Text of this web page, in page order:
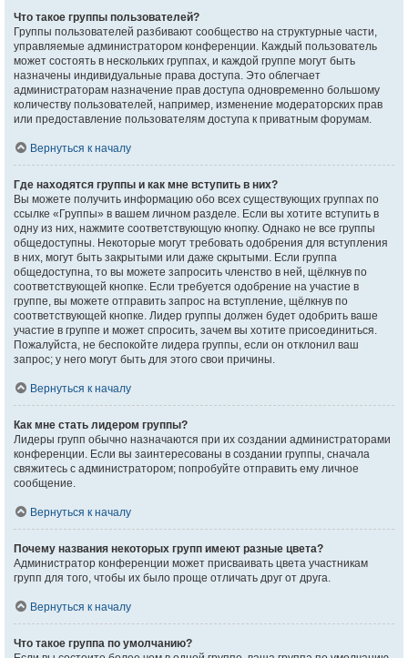
Что такое группы пользователей?
Группы пользователей разбивают сообщество на структурные части,
управляемые администратором конференции. Каждый пользователь
может состоять в нескольких группах, и каждой группе могут быть
назначены индивидуальные права доступа. Это облегчает
администраторам назначение прав доступа одновременно большому
количеству пользователей, например, изменение модераторских прав
или предоставление пользователям доступа к приватным форумам.
Вернуться к началу
Где находятся группы и как мне вступить в них?
Вы можете получить информацию обо всех существующих группах по
ссылке «Группы» в вашем личном разделе. Если вы хотите вступить в
одну из них, нажмите соответствующую кнопку. Однако не все группы
общедоступны. Некоторые могут требовать одобрения для вступления
в них, могут быть закрытыми или даже скрытыми. Если группа
общедоступна, то вы можете запросить членство в ней, щёлкнув по
соответствующей кнопке. Если требуется одобрение на участие в
группе, вы можете отправить запрос на вступление, щёлкнув по
соответствующей кнопке. Лидер группы должен будет одобрить ваше
участие в группе и может спросить, зачем вы хотите присоединиться.
Пожалуйста, не беспокойте лидера группы, если он отклонил ваш
запрос; у него могут быть для этого свои причины.
Вернуться к началу
Как мне стать лидером группы?
Лидеры групп обычно назначаются при их создании администраторами
конференции. Если вы заинтересованы в создании группы, сначала
свяжитесь с администратором; попробуйте отправить ему личное
сообщение.
Вернуться к началу
Почему названия некоторых групп имеют разные цвета?
Администратор конференции может присваивать цвета участникам
групп для того, чтобы их было проще отличать друг от друга.
Вернуться к началу
Что такое группа по умолчанию?